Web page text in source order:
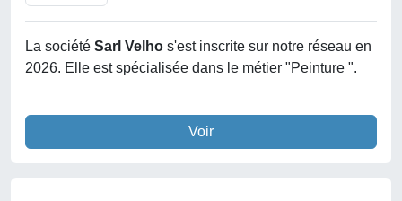
La société Sarl Velho s'est inscrite sur notre réseau en
2026. Elle est spécialisée dans le métier "Peinture ".
Voir